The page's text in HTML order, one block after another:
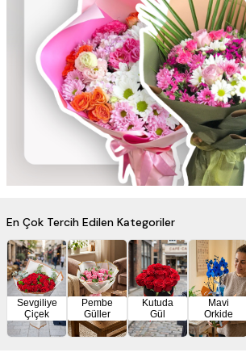
En Çok Tercih Edilen Kategoriler
Sevgiliye
Çiçek
Pembe
Güller
Kutuda
Gül
Mavi
Orkide